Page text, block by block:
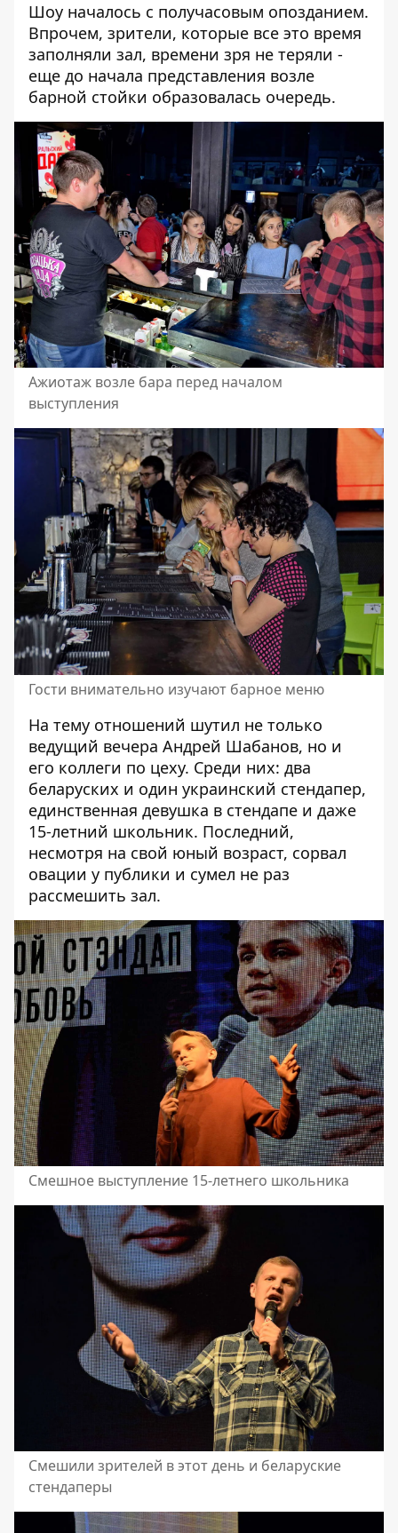
Шоу началось с получасовым опозданием.
Впрочем, зрители, которые все это время
заполняли зал, времени зря не теряли -
еще до начала представления возле
барной стойки образовалась очередь.
Ажиотаж возле бара перед началом
выступления
Гости внимательно изучают барное меню
На тему отношений шутил не только
ведущий вечера Андрей Шабанов, но и
его коллеги по цеху. Среди них: два
беларуских и один украинский стендапер,
единственная девушка в стендапе и даже
15-летний школьник. Последний,
несмотря на свой юный возраст, сорвал
овации у публики и сумел не раз
рассмешить зал.
Смешное выступление 15-летнего школьника
Смешили зрителей в этот день и беларуские
стендаперы